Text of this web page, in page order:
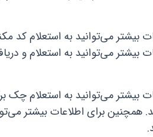
بیشتر می‌توانید به استعلام کد
بیشتر می‌توانید به استعلام و
بیشتر می‌توانید به استعلام چک
همچنین برای اطلاعات بیشتر